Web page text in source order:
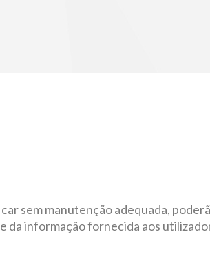
sem manutenção adequada,
da informação fornecida aos